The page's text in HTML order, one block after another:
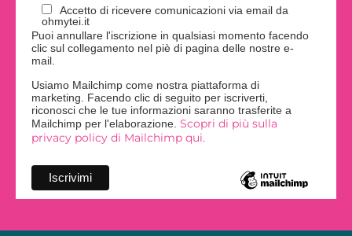
Accetto di ricevere comunicazioni via email da
ohmytei.it
Puoi annullare l'iscrizione in qualsiasi momento facendo
clic sul collegamento nel piè di pagina delle nostre e-
mail.
Usiamo Mailchimp come nostra piattaforma di
marketing. Facendo clic di seguito per iscriverti,
riconosci che le tue informazioni saranno trasferite a
Mailchimp per l'elaborazione. Scopri di più sulla
privacy policy di Mailchimp qui.